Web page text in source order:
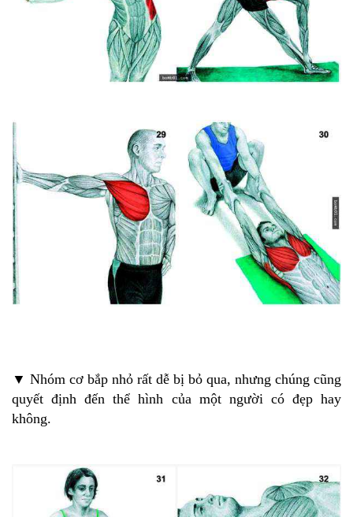
▼ Nhóm cơ bắp nhỏ rất dễ bị bỏ qua, nhưng chúng cũng
quyết định đến thể hình của một người có đẹp hay
không.